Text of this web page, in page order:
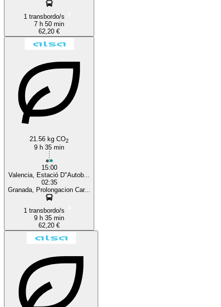
1 transbordo/s
7 h 50 min
62,20 €
21.56 kg CO2
9 h 35 min
15:00
Valencia, Estació D"Autob...
02:35
Granada, Prolongacion Car...
1 transbordo/s
9 h 35 min
62,20 €